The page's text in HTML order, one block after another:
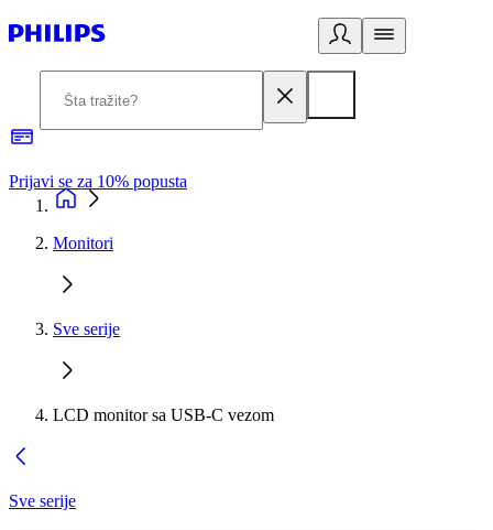
Prijavi se za 10% popusta
Monitori
Sve serije
LCD monitor sa USB-C vezom
Sve serije